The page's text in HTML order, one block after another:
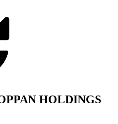
HOLDINGS